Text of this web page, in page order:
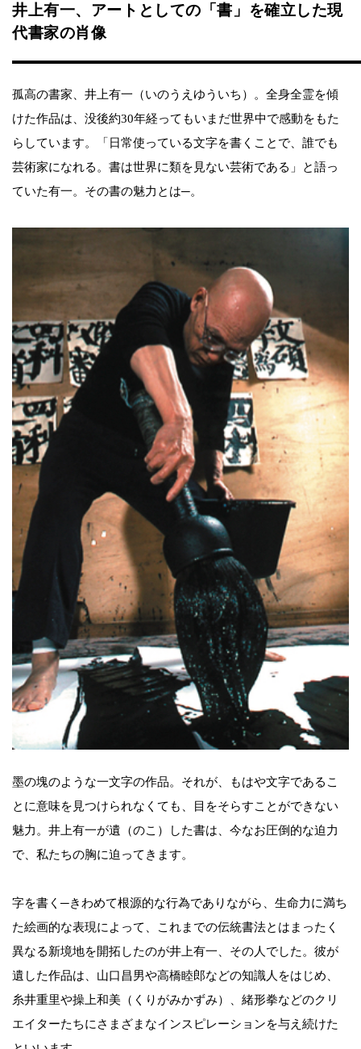
井上有一、アートとしての「書」を確立した現
代書家の肖像
孤高の書家、井上有一（いのうえゆういち）。全身全霊を傾
けた作品は、没後約30年経ってもいまだ世界中で感動をもた
らしています。「日常使っている文字を書くことで、誰でも
芸術家になれる。書は世界に類を見ない芸術である」と語っ
ていた有一。その書の魅力とは─。
墨の塊のような一文字の作品。それが、もはや文字であるこ
とに意味を見つけられなくても、目をそらすことができない
魅力。井上有一が遺（のこ）した書は、今なお圧倒的な迫力
で、私たちの胸に迫ってきます。
字を書く─きわめて根源的な行為でありながら、生命力に満ち
た絵画的な表現によって、これまでの伝統書法とはまったく
異なる新境地を開拓したのが井上有一、その人でした。彼が
遺した作品は、山口昌男や高橋睦郎などの知識人をはじめ、
糸井重里や操上和美（くりがみかずみ）、緒形拳などのクリ
エイターたちにさまざまなインスピレーションを与え続けた